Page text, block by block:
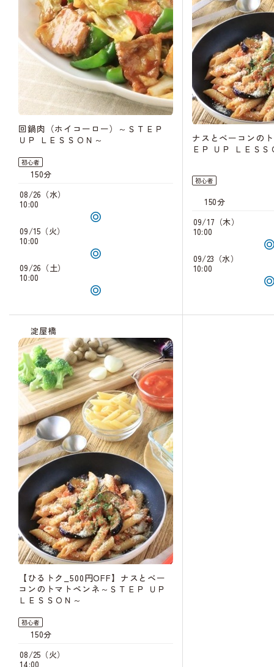
回鍋肉（ホイコーロー）～ＳＴＥＰ
ＵＰ ＬＥＳＳＯＮ～
初心者
150分
08/26（水）
10:00
09/15（火）
10:00
09/26（土）
10:00
ナスとベーコンの
ＥＰ ＵＰ ＬＥＳＳ
初心者
150分
09/17（木）
10:00
09/23（水）
10:00
淀屋橋
【ひるトク_500円OFF】ナスとベー
コンのトマトペンネ～ＳＴＥＰ ＵＰ
ＬＥＳＳＯＮ～
初心者
150分
08/25（火）
14:00